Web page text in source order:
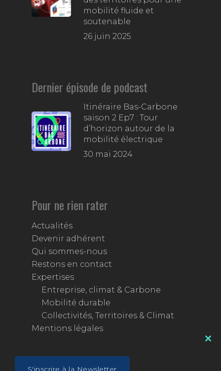
mobilité fluide et
soutenable
26 juin 2025
Dernier épisode de podcast
Itinéraire Bas-Carbone
saison 2 Ep7 : Tour
d’horizon autour de la
mobilité électrique
30 mai 2024
Pour ne rien rater
Actualités
Devenir adhérent
Qui sommes-nous
Restons en contact
Expertises
Entreprise, climat & Carbone
Mobilité durable
Collectivités, Territoires & Climat
Mentions légales
S'inscrire à la Newsletter